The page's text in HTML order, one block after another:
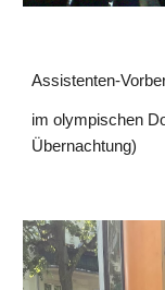
Assistenten-
im olympischen
Übernachtung)